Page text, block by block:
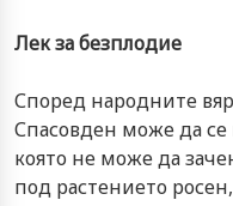
Лек за безплодие
Според народните
Спасовден може да се
която не може да
под растението